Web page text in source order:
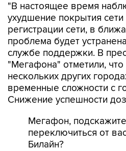
"В настоящее время
ухудшение покрытия сети
регистрации сети, в
проблема будет
службе поддержки. В
"Мегафона" отметили,
нескольких других
временные сложности с
Снижение успешности
Мегафон,
переключиться от
Билайн?